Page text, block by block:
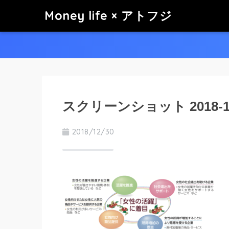
Money life × アトフジ
スクリーンショット 2018-
2018/12/30